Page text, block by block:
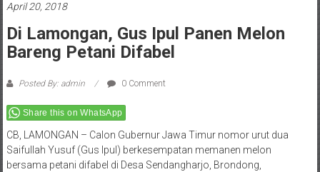
April 20, 2018
Di Lamongan, Gus Ipul Panen Melon
Bareng Petani Difabel
Posted By: admin 0 Comment
Share this on WhatsApp
CB, LAMONGAN – Calon Gubernur Jawa Timur nomor urut dua
Saifullah Yusuf (Gus Ipul) berkesempatan memanen melon
bersama petani difabel di Desa Sendangharjo, Brondong,